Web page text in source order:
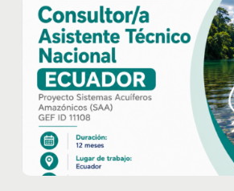
abre
convocatoria
para
Consultor/a
Asistente
Técnico
Nacional
Proyecto
SAA